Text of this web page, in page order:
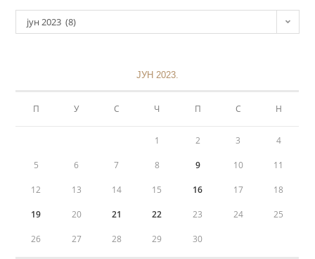
јун 2023 (8)
ЈУН 2023.
П У С Ч П С Н
1 2 3 4
5 6 7 8 9 10 11
12 13 14 15 16 17 18
19 20 21 22 23 24 25
26 27 28 29 30